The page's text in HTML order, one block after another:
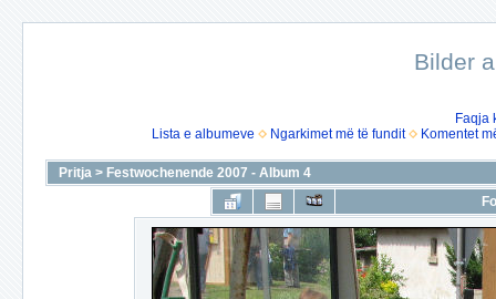
Bilder
Faqja
Lista e albumeve
Ngarkimet më të fundit Komentet
Pritja > Festwochenende 2007 - Album 4